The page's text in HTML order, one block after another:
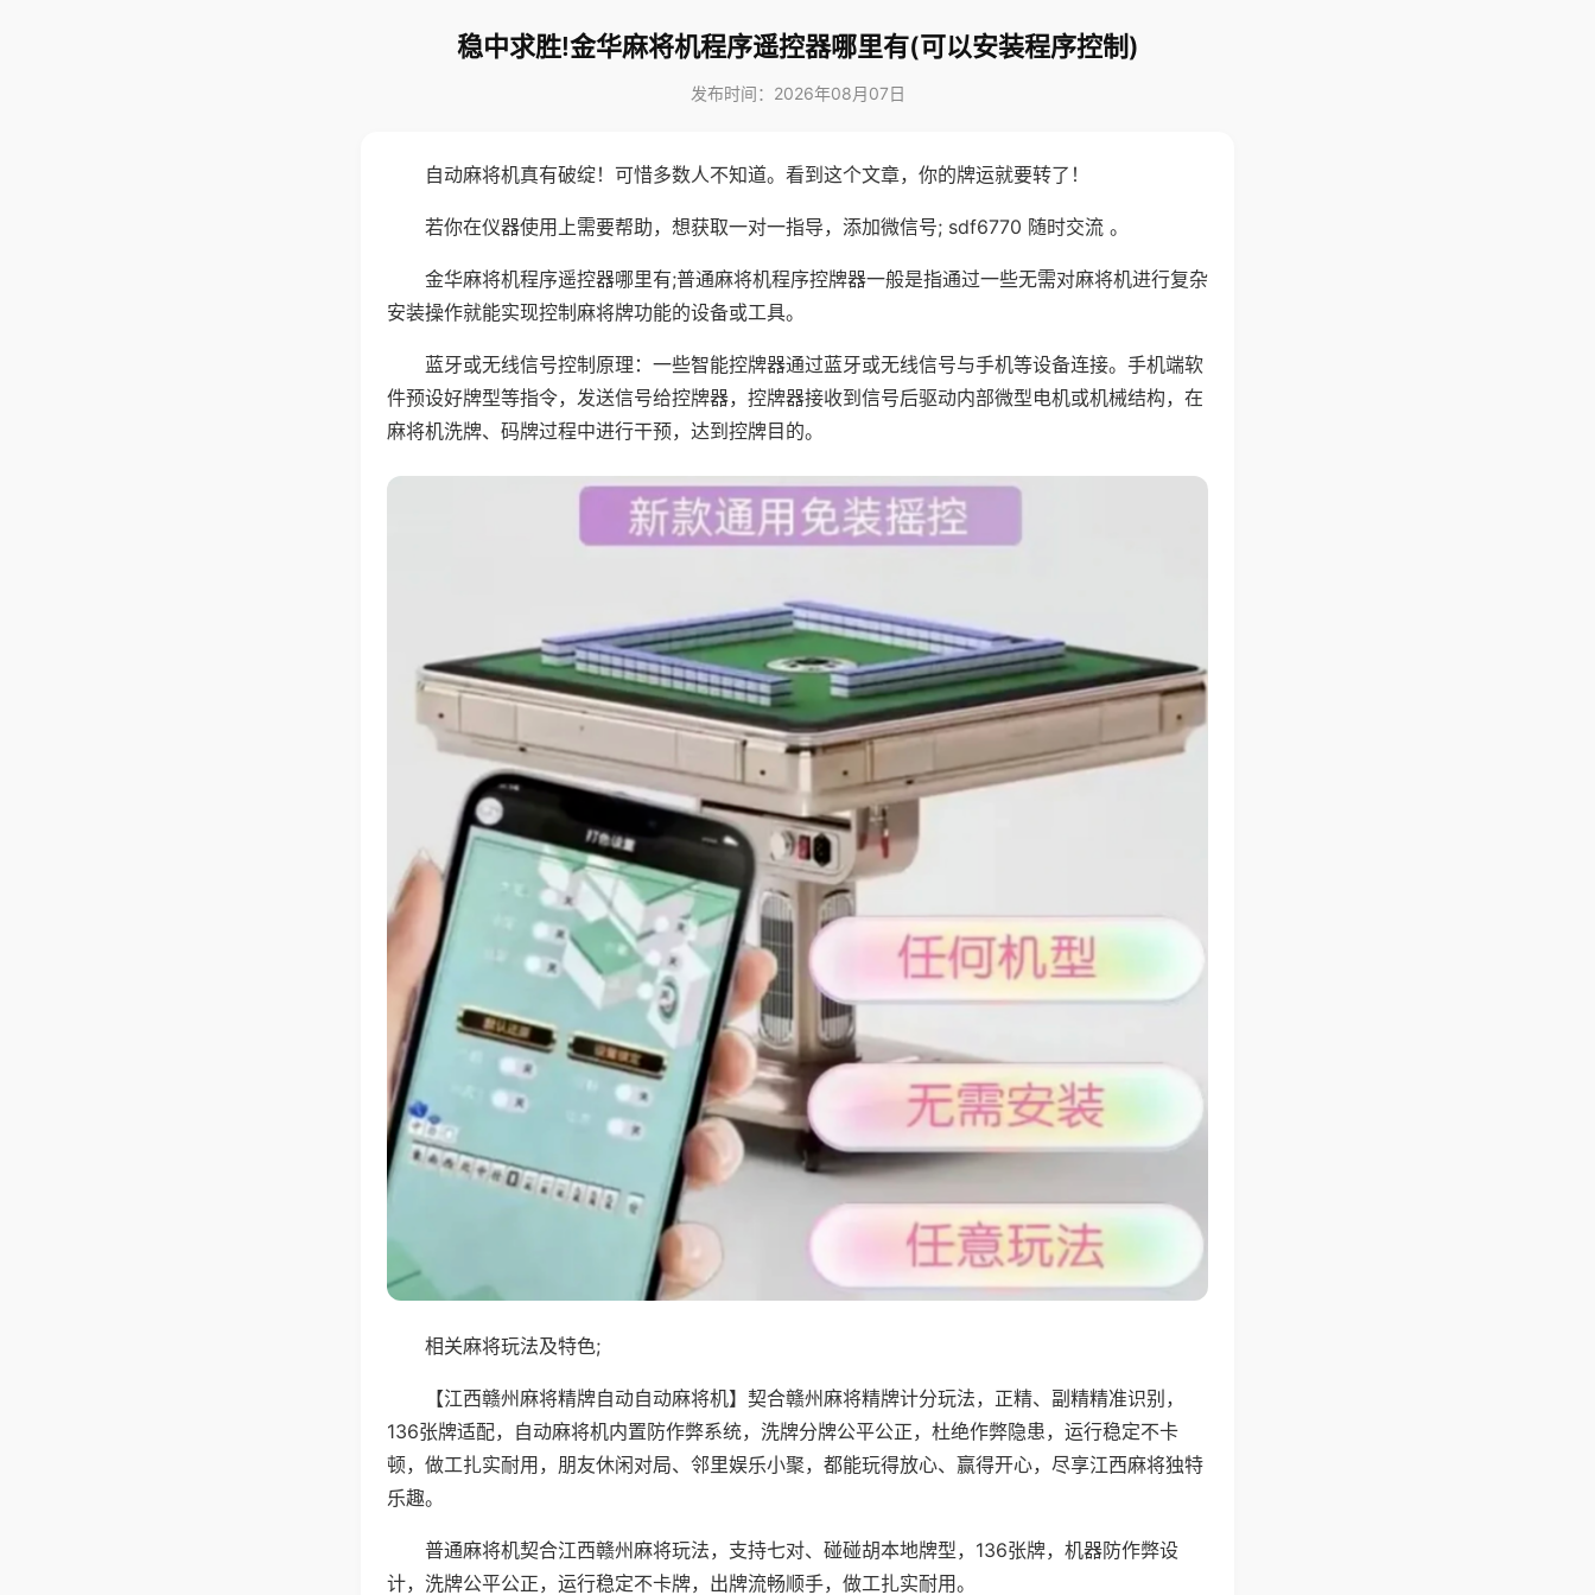
稳中求胜!金华麻将机程序遥控器哪里有(可以安装程序控制)
发布时间：2026年08月07日
自动麻将机真有破绽！可惜多数人不知道。看到这个文章，你的牌运就要转了！
若你在仪器使用上需要帮助，想获取一对一指导，添加微信号; sdf6770 随时交流 。
金华麻将机程序遥控器哪里有;普通麻将机程序控牌器一般是指通过一些无需对麻将机进行复杂
安装操作就能实现控制麻将牌功能的设备或工具。
蓝牙或无线信号控制原理：一些智能控牌器通过蓝牙或无线信号与手机等设备连接。手机端软
件预设好牌型等指令，发送信号给控牌器，控牌器接收到信号后驱动内部微型电机或机械结构，在
麻将机洗牌、码牌过程中进行干预，达到控牌目的。
相关麻将玩法及特色;
【江西赣州麻将精牌自动自动麻将机】契合赣州麻将精牌计分玩法，正精、副精精准识别，
136张牌适配，自动麻将机内置防作弊系统，洗牌分牌公平公正，杜绝作弊隐患，运行稳定不卡
顿，做工扎实耐用，朋友休闲对局、邻里娱乐小聚，都能玩得放心、赢得开心，尽享江西麻将独特
乐趣。
普通麻将机契合江西赣州麻将玩法，支持七对、碰碰胡本地牌型，136张牌，机器防作弊设
计，洗牌公平公正，运行稳定不卡牌，出牌流畅顺手，做工扎实耐用。